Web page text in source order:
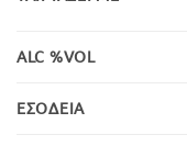
ALC %VOL
ΕΣΟΔΕΊΑ